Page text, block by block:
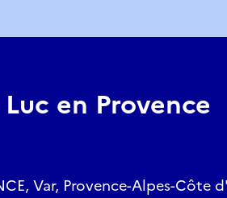
en Provence
Var, Provence-Alpes-Côte